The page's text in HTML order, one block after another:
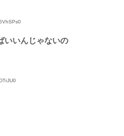
いいんじゃないの